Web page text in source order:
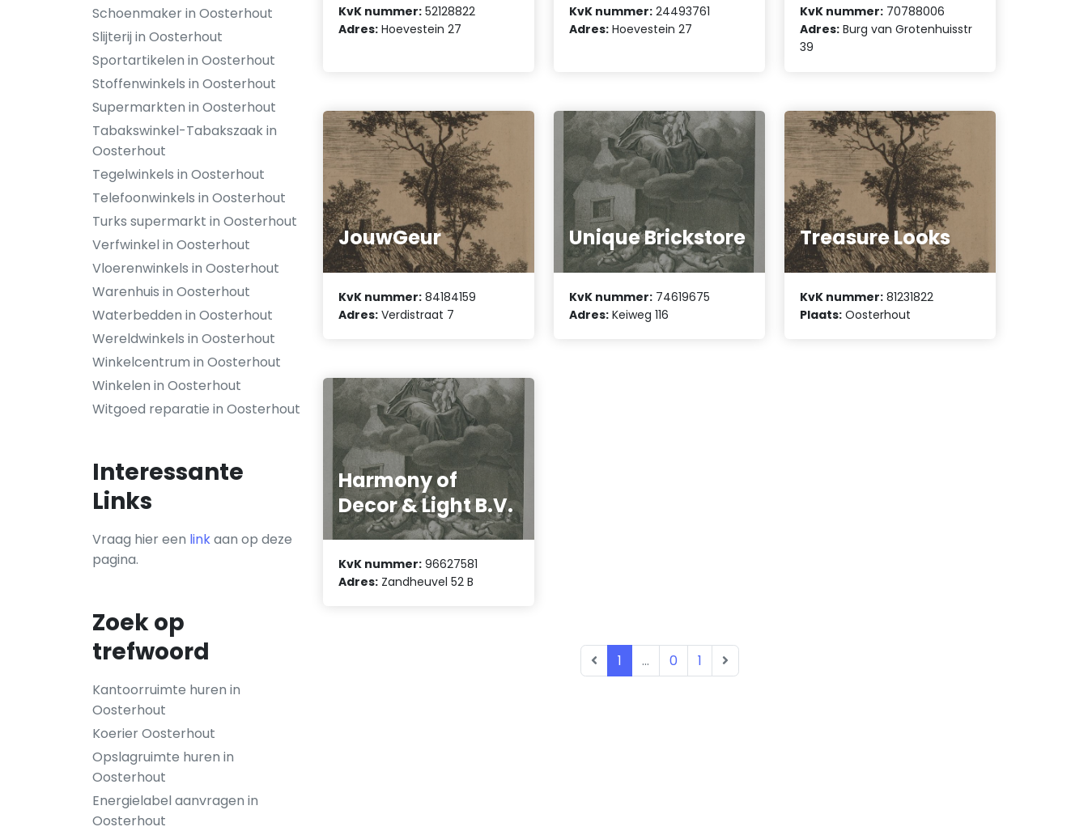
Schoenmaker in Oosterhout
Slijterij in Oosterhout
Sportartikelen in Oosterhout
Stoffenwinkels in Oosterhout
Supermarkten in Oosterhout
Tabakswinkel-Tabakszaak in
Oosterhout
Tegelwinkels in Oosterhout
Telefoonwinkels in Oosterhout
Turks supermarkt in Oosterhout
Verfwinkel in Oosterhout
Vloerenwinkels in Oosterhout
Warenhuis in Oosterhout
Waterbedden in Oosterhout
Wereldwinkels in Oosterhout
Winkelcentrum in Oosterhout
Winkelen in Oosterhout
Witgoed reparatie in Oosterhout
Interessante
Links
Vraag hier een linkaan op deze
pagina.
Zoek op
trefwoord
Kantoorruimte huren in
Oosterhout
Koerier Oosterhout
Opslagruimte huren in
Oosterhout
Energielabel aanvragen in
Oosterhout
KvK nummer: 52128822
Adres: Hoevestein 27
KvK nummer: 24493761
Adres: Hoevestein 27
KvK nummer: 70788006
Adres: Burg van Grotenhuisstr
39
JouwGeur
KvK nummer: 84184159
Adres: Verdistraat 7
Unique Brickstore
KvK nummer: 74619675
Adres: Keiweg 116
Treasure Looks
KvK nummer: 81231822
Plaats: Oosterhout
Harmony of
Decor & Light B.V.
KvK nummer: 96627581
Adres: Zandheuvel 52 B
1 ... 0 1